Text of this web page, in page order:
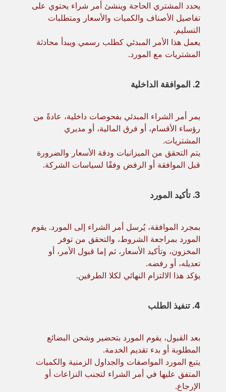
يحدد المشتري الحاجة وينشئ أمر شراء يحتوي على
تفاصيل الأصناف والكميات والأسعار ومتطلبات
التسليم.
يعمل هذا الأمر المبدئي كطلب رسمي ويبدأ محادثة
المشتريات مع المورد.
2. الموافقة الداخلية
يمر أمر الشراء المبدئي بفحوصات داخلية، عادةً من
رؤساء الأقسام، أو فرق المالية، أو مديري
المشتريات.
يتم التحقق من الميزانيات ودقة الأسعار والضرورة
قبل الموافقة أو الرفض وفقًا لسياسات الشركة.
3. تأكيد المورد
بمجرد الموافقة، يُرسل أمر الشراء إلى المورد. يقوم
المورد بمراجعة الشروط، والتحقق من توفر
المخزون، وتأكيد الأسعار، ثم إما قبول الأمر، أو
تعديله، أو رفضه.
يؤكد هذا الالتزام النهائي لكلا الطرفين.
4. تنفيذ الطلب
بعد القبول، يقوم المورد بتحضير وشحن البضائع
المطلوبة أو بدء تقديم الخدمة.
يتبع المورد المواصفات والجداول الزمنية والكميات
المتفق عليها في أمر الشراء لتجنب النزاعات أو
الإرجاع.